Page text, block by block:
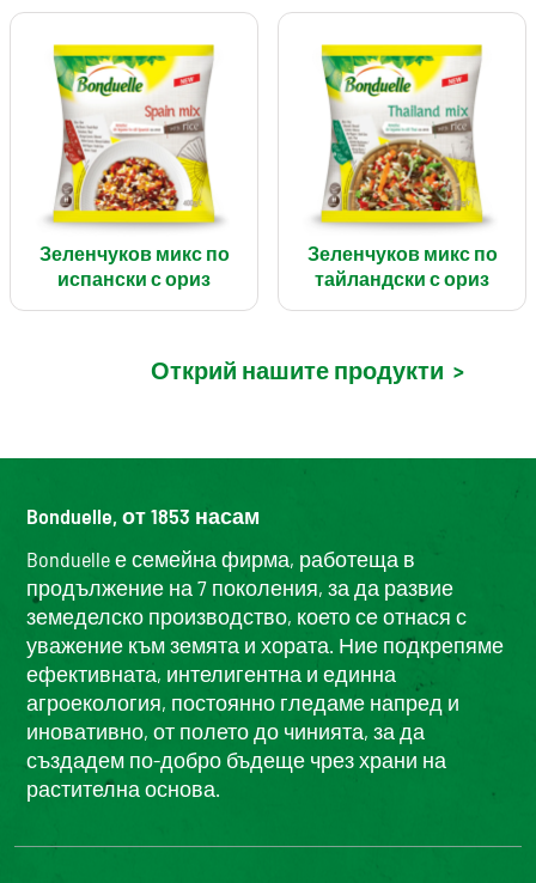
Зеленчуков микс по
испански с ориз
Зеленчуков микс по
тайландски с ориз
Открий нашите продукти >
Bonduelle, от 1853 насам
Bonduelle е семейна фирма, работеща в
продължение на 7 поколения, за да развие
земеделско производство, което се отнася с
уважение към земята и хората. Ние подкрепяме
ефективната, интелигентна и единна
агроекология, постоянно гледаме напред и
иновативно, от полето до чинията, за да
създадем по-добро бъдеще чрез храни на
растителна основа.